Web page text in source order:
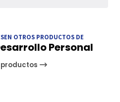
OTROS PRODUCTOS DE
Personal
productos